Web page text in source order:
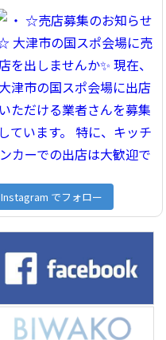
Instagram でフォロー